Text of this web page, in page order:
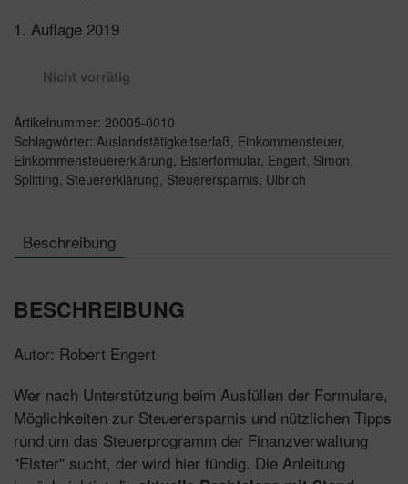
1. Auflage 2019
Nicht vorrätig
Artikelnummer: 20005-0010
Schlagwörter: Auslandstätigkeitserlaß Einkommensteuer,
Einkommensteuererklärung Elsterformular, Engert Simon
Splitting Steuererklärung Steuerersparnis Ulbrich
Beschreibung
BESCHREIBUNG
Autor: Robert Engert
Wer nach Unterstützung beim Ausfüllen der Formulare,
Möglichkeiten zur Steuerersparnis und nützlichen Tipps
rund um das Steuerprogramm der Finanzverwaltung
"Elster" sucht, der wird hier fündig. Die Anleitung